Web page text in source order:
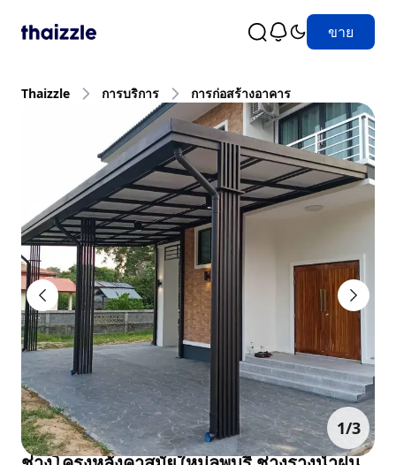
ขาย
Thaizzle การบริการ การก่อสร้างอาคาร
1/3